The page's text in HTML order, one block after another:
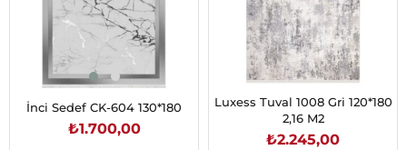
İnci Sedef CK-604 130*180
₺1.700,00
Luxess Tuval 1008 Gri 120*180
2,16 M2
₺2.245,00